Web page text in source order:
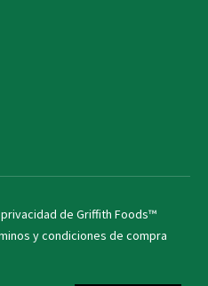
de Griffith Foods™
y condiciones de compra